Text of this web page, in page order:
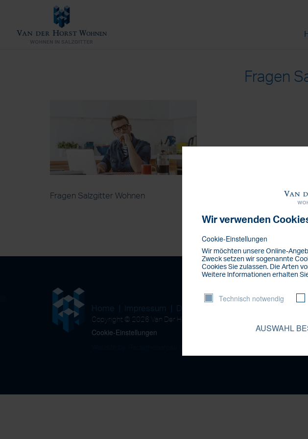
Fragen
Fragen Salzgitter Wohnen
Home Impressum Datenschutz
Copyright © 2026 Van Der Horst Wohnen GmbH
Cookie-Einstellungen
Wir verwenden
Cookie-Einstellungen
Wir möchten unsere Online-
Zweck setzen wir sogenannte
Cookies Sie zulassen. Die Arten
Weitere lnformationen erhalten
Technisch notwendig
AUSWAHL